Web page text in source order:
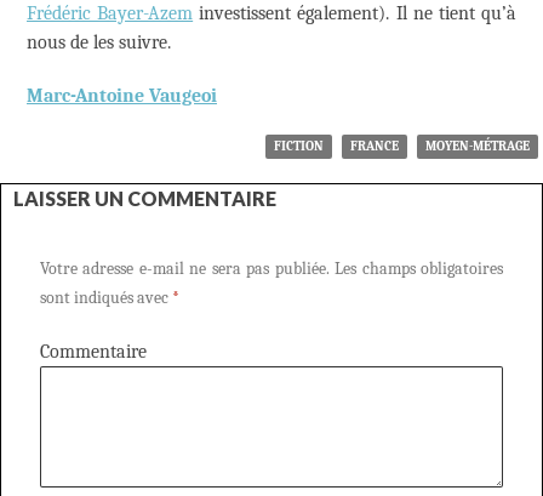
Frédéric Bayer-Azem investissent également). Il ne tient qu’à
nous de les suivre.
Marc-Antoine Vaugeoi
FICTION FRANCE MOYEN-MÉTRAGE
LAISSER UN COMMENTAIRE
Votre adresse e-mail ne sera pas publiée. Les champs obligatoires
sont indiqués avec *
Commentaire